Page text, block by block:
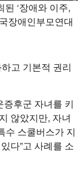
‘장애와 이주,
장애인부모연대
고 기본적 권리
증후군 자녀를 키
않았지만, 자녀
수 스쿨버스가 지
다”고 사례를 소